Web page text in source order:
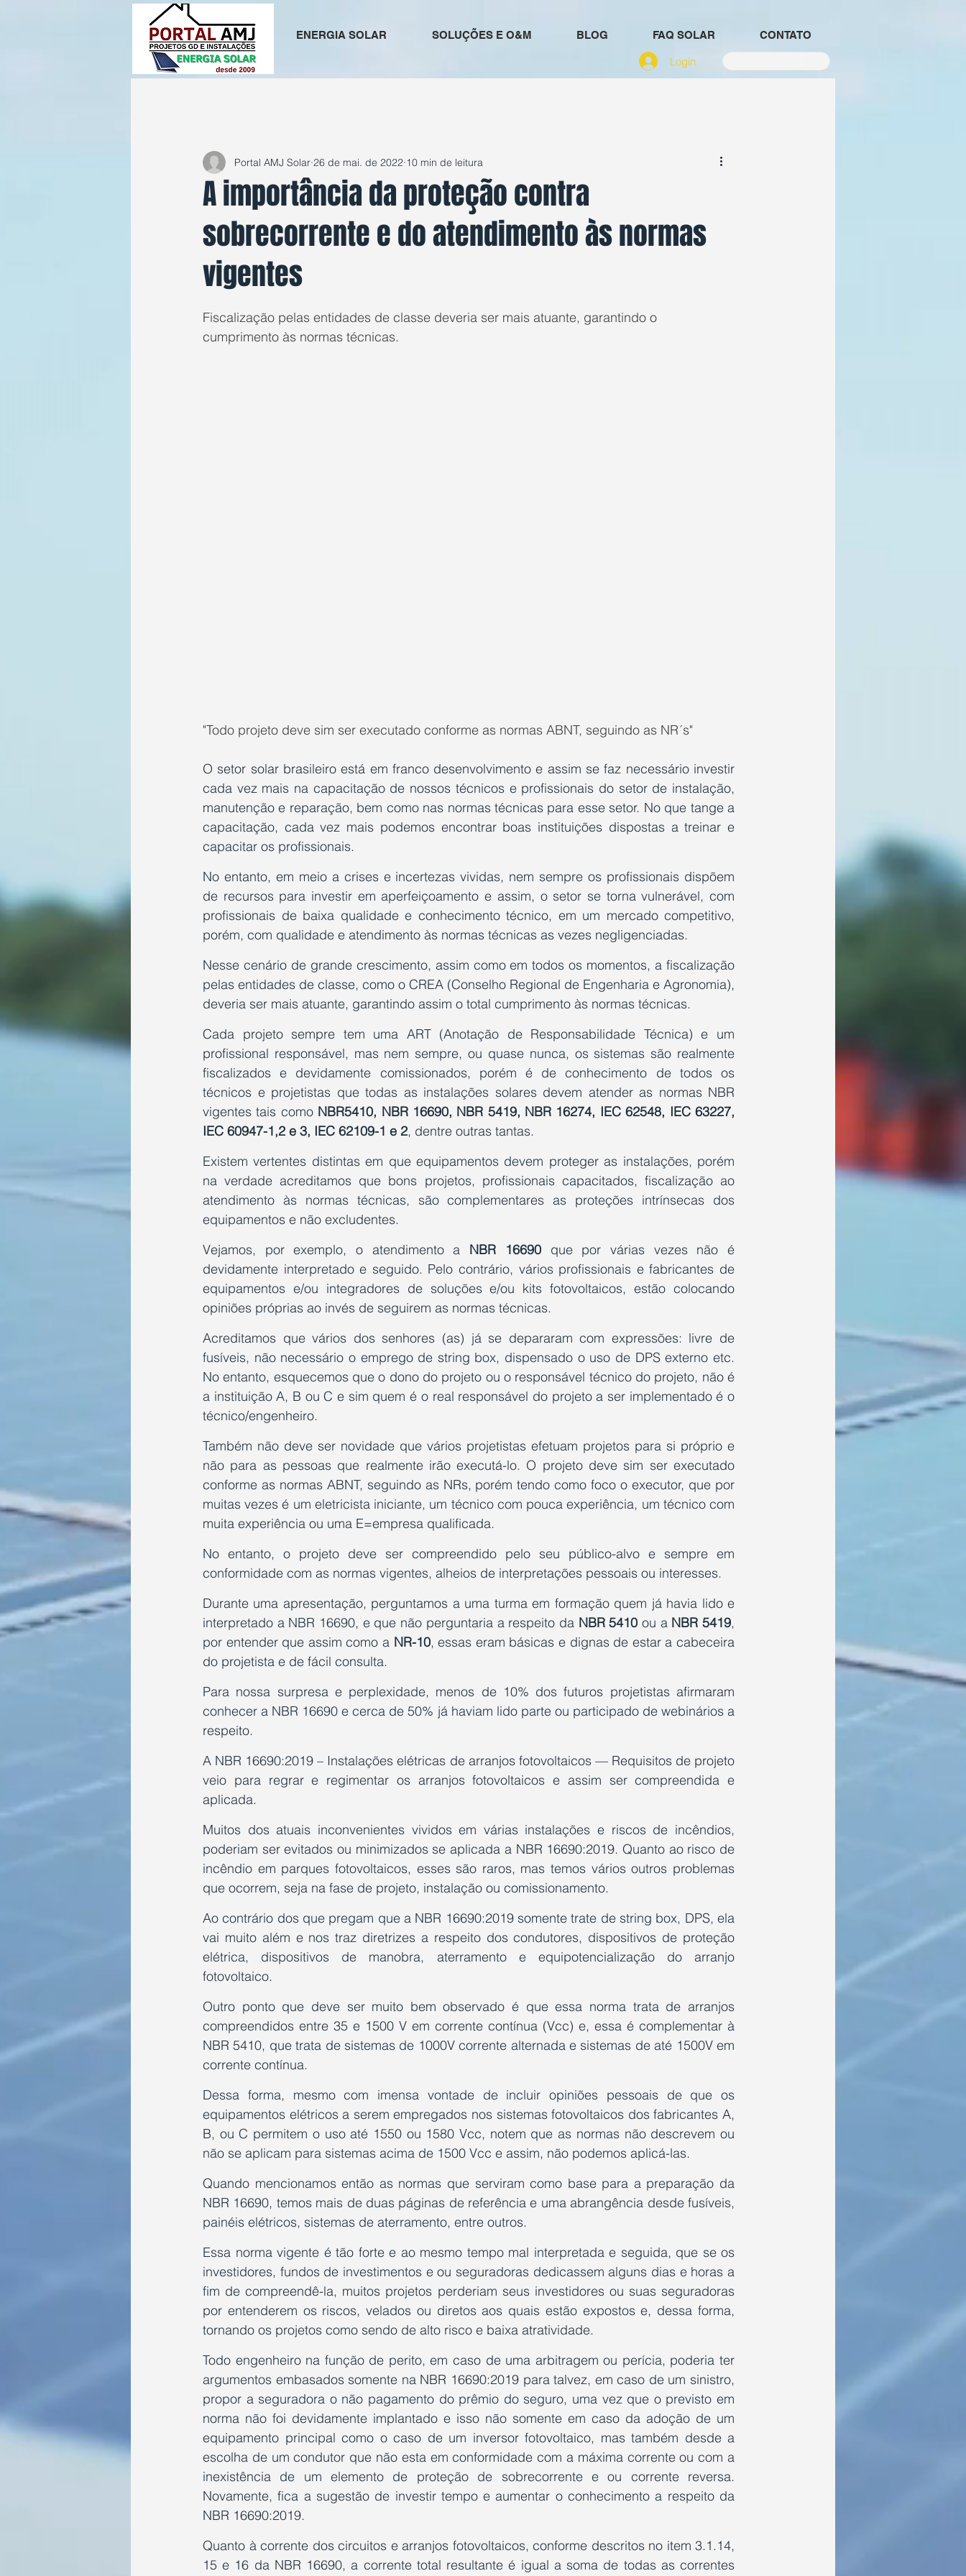
ENERGIA SOLAR SOLUÇÕES E O&M BLOG FAQ SOLAR CONTATO
Login
A importância da proteção contra
sobrecorrente e do atendimento às normas
vigentes
Portal AMJ Solar 26 de mai. de 2022 10 min de leitura
Fiscalização pelas entidades de classe deveria ser mais atuante, garantindo o
cumprimento às normas técnicas.
"Todo projeto deve sim ser executado conforme as normas ABNT, seguindo as NR´s"
O setor solar brasileiro está em franco desenvolvimento e assim se faz necessário investir
cada vez mais na capacitação de nossos técnicos e profissionais do setor de instalação,
manutenção e reparação, bem como nas normas técnicas para esse setor. No que tange a
capacitação, cada vez mais podemos encontrar boas instituições dispostas a treinar e
capacitar os profissionais.
No entanto, em meio a crises e incertezas vividas, nem sempre os profissionais dispõem
de recursos para investir em aperfeiçoamento e assim, o setor se torna vulnerável, com
profissionais de baixa qualidade e conhecimento técnico, em um mercado competitivo,
porém, com qualidade e atendimento às normas técnicas as vezes negligenciadas.
Nesse cenário de grande crescimento, assim como em todos os momentos, a fiscalização
pelas entidades de classe, como o CREA (Conselho Regional de Engenharia e Agronomia),
deveria ser mais atuante, garantindo assim o total cumprimento às normas técnicas.
Cada projeto sempre tem uma ART (Anotação de Responsabilidade Técnica) e um
profissional responsável, mas nem sempre, ou quase nunca, os sistemas são realmente
fiscalizados e devidamente comissionados, porém é de conhecimento de todos os
técnicos e projetistas que todas as instalações solares devem atender as normas NBR
vigentes tais como NBR5410, NBR 16690, NBR 5419, NBR 16274, IEC 62548, IEC 63227,
IEC 60947-1,2 e 3, IEC 62109-1 e 2, dentre outras tantas.
Existem vertentes distintas em que equipamentos devem proteger as instalações, porém
na verdade acreditamos que bons projetos, profissionais capacitados, fiscalização ao
atendimento às normas técnicas, são complementares as proteções intrínsecas dos
equipamentos e não excludentes.
Vejamos, por exemplo, o atendimento a NBR 16690 que por várias vezes não é
devidamente interpretado e seguido. Pelo contrário, vários profissionais e fabricantes de
equipamentos e/ou integradores de soluções e/ou kits fotovoltaicos, estão colocando
opiniões próprias ao invés de seguirem as normas técnicas.
Acreditamos que vários dos senhores (as) já se depararam com expressões: livre de
fusíveis, não necessário o emprego de string box, dispensado o uso de DPS externo etc.
No entanto, esquecemos que o dono do projeto ou o responsável técnico do projeto, não é
a instituição A, B ou C e sim quem é o real responsável do projeto a ser implementado é o
técnico/engenheiro.
Também não deve ser novidade que vários projetistas efetuam projetos para si próprio e
não para as pessoas que realmente irão executá-lo. O projeto deve sim ser executado
conforme as normas ABNT, seguindo as NRs, porém tendo como foco o executor, que por
muitas vezes é um eletricista iniciante, um técnico com pouca experiência, um técnico com
muita experiência ou uma E=empresa qualificada.
No entanto, o projeto deve ser compreendido pelo seu público-alvo e sempre em
conformidade com as normas vigentes, alheios de interpretações pessoais ou interesses.
Durante uma apresentação, perguntamos a uma turma em formação quem já havia lido e
interpretado a NBR 16690, e que não perguntaria a respeito da NBR 5410 ou a NBR 5419,
por entender que assim como a NR-10, essas eram básicas e dignas de estar a cabeceira
do projetista e de fácil consulta.
Para nossa surpresa e perplexidade, menos de 10% dos futuros projetistas afirmaram
conhecer a NBR 16690 e cerca de 50% já haviam lido parte ou participado de webinários a
respeito.
A NBR 16690:2019 – Instalações elétricas de arranjos fotovoltaicos — Requisitos de projeto
veio para regrar e regimentar os arranjos fotovoltaicos e assim ser compreendida e
aplicada.
Muitos dos atuais inconvenientes vividos em várias instalações e riscos de incêndios,
poderiam ser evitados ou minimizados se aplicada a NBR 16690:2019. Quanto ao risco de
incêndio em parques fotovoltaicos, esses são raros, mas temos vários outros problemas
que ocorrem, seja na fase de projeto, instalação ou comissionamento.
Ao contrário dos que pregam que a NBR 16690:2019 somente trate de string box, DPS, ela
vai muito além e nos traz diretrizes a respeito dos condutores, dispositivos de proteção
elétrica, dispositivos de manobra, aterramento e equipotencialização do arranjo
fotovoltaico.
Outro ponto que deve ser muito bem observado é que essa norma trata de arranjos
compreendidos entre 35 e 1500 V em corrente contínua (Vcc) e, essa é complementar à
NBR 5410, que trata de sistemas de 1000V corrente alternada e sistemas de até 1500V em
corrente contínua.
Dessa forma, mesmo com imensa vontade de incluir opiniões pessoais de que os
equipamentos elétricos a serem empregados nos sistemas fotovoltaicos dos fabricantes A,
B, ou C permitem o uso até 1550 ou 1580 Vcc, notem que as normas não descrevem ou
não se aplicam para sistemas acima de 1500 Vcc e assim, não podemos aplicá-las.
Quando mencionamos então as normas que serviram como base para a preparação da
NBR 16690, temos mais de duas páginas de referência e uma abrangência desde fusíveis,
painéis elétricos, sistemas de aterramento, entre outros.
Essa norma vigente é tão forte e ao mesmo tempo mal interpretada e seguida, que se os
investidores, fundos de investimentos e ou seguradoras dedicassem alguns dias e horas a
fim de compreendê-la, muitos projetos perderiam seus investidores ou suas seguradoras
por entenderem os riscos, velados ou diretos aos quais estão expostos e, dessa forma,
tornando os projetos como sendo de alto risco e baixa atratividade.
Todo engenheiro na função de perito, em caso de uma arbitragem ou perícia, poderia ter
argumentos embasados somente na NBR 16690:2019 para talvez, em caso de um sinistro,
propor a seguradora o não pagamento do prêmio do seguro, uma vez que o previsto em
norma não foi devidamente implantado e isso não somente em caso da adoção de um
equipamento principal como o caso de um inversor fotovoltaico, mas também desde a
escolha de um condutor que não esta em conformidade com a máxima corrente ou com a
inexistência de um elemento de proteção de sobrecorrente e ou corrente reversa.
Novamente, fica a sugestão de investir tempo e aumentar o conhecimento a respeito da
NBR 16690:2019.
Quanto à corrente dos circuitos e arranjos fotovoltaicos, conforme descritos no item 3.1.14,
15 e 16 da NBR 16690, a corrente total resultante é igual a soma de todas as correntes